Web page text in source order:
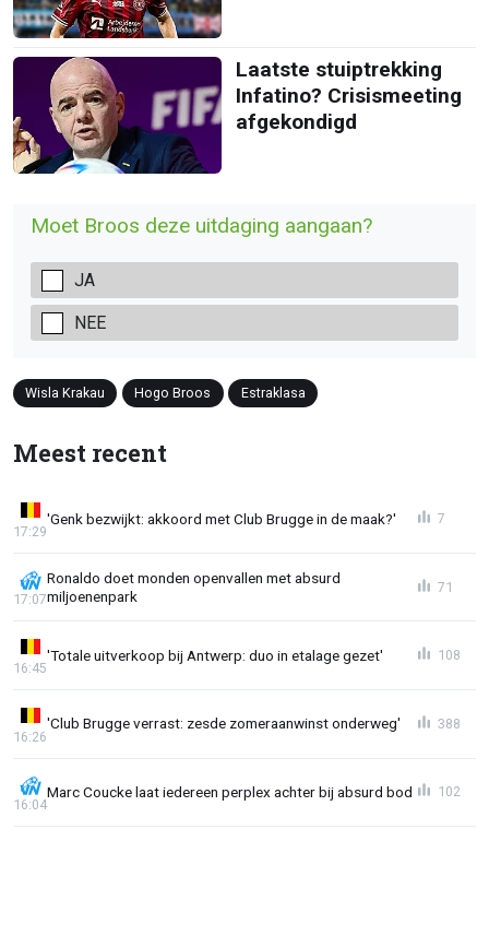
Laatste stuiptrekking
Infatino? Crisismeeting
afgekondigd
Moet Broos deze uitdaging aangaan?
JA
NEE
Wisla Krakau Hogo Broos Estraklasa
Meest recent
'Genk bezwijkt: akkoord met Club Brugge in de maak?'
17:29
7
Ronaldo doet monden openvallen met absurd
miljoenenpark
17:07
71
'Totale uitverkoop bij Antwerp: duo in etalage gezet'
16:45
108
'Club Brugge verrast: zesde zomeraanwinst onderweg'
16:26
388
Marc Coucke laat iedereen perplex achter bij absurd bod
16:04
102